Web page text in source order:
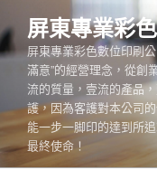
至
主
容
屏東專業彩
屏東專業彩色數位印刷
滿意”的經營理念，從創
流的質量，壹流的產品
護，因為客護對本公司
能一步一脚印的達到所
最終使命！